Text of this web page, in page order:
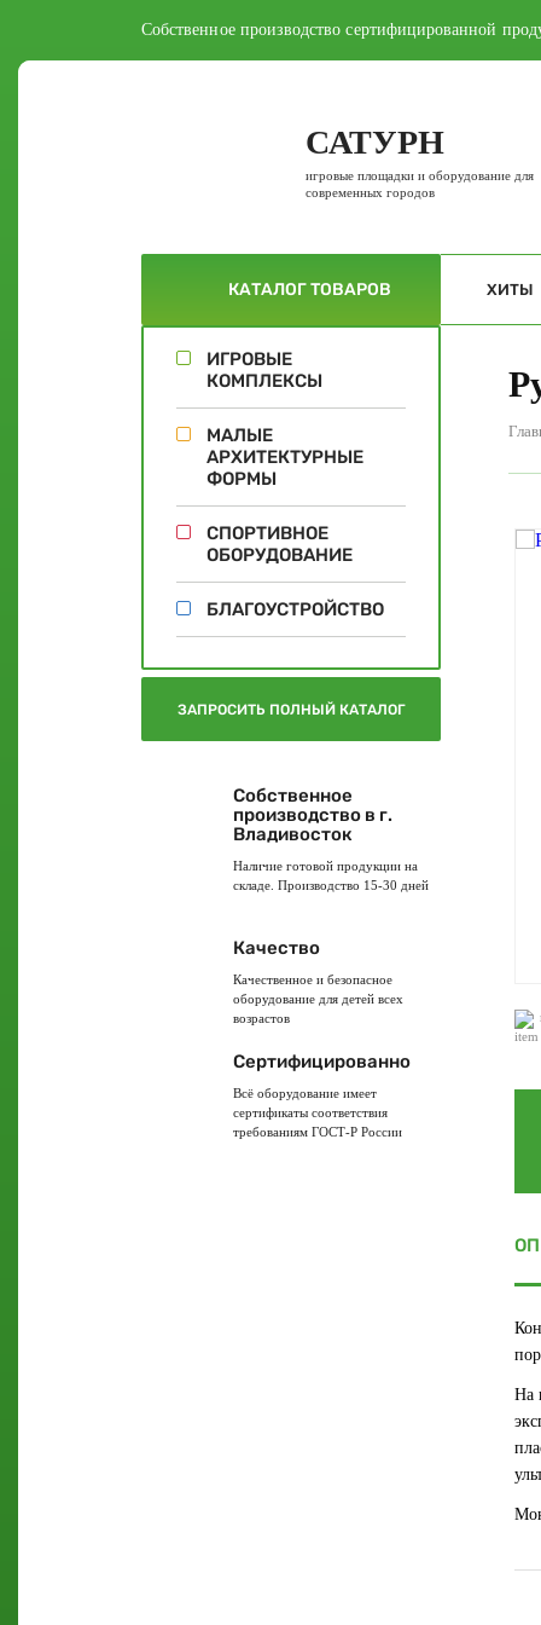
Собственное производство сертифицированной
САТУРН
игровые площадки и оборудование для
современных городов
КАТАЛОГТОВАРОВ ХИТЫ
ИГРОВЫЕ
КОМПЛЕКСЫ
МАЛЫЕ
АРХИТЕКТУРНЫЕ
ФОРМЫ
СПОРТИВНОЕ
ОБОРУДОВАНИЕ
БЛАГОУСТРОЙСТВО
ЗАПРОСИТЬ ПОЛНЫЙ КАТАЛОГ
Собственное
производство в г.
Владивосток
Наличие готовой продукции на
складе. Производство 15-30 дней
Качество
Качественное и безопасное
оборудование для детей всех
возрастов
Сертифицированно
Всё оборудование имеет
сертификаты соответствия
требованиям ГОСТ-Р России
На